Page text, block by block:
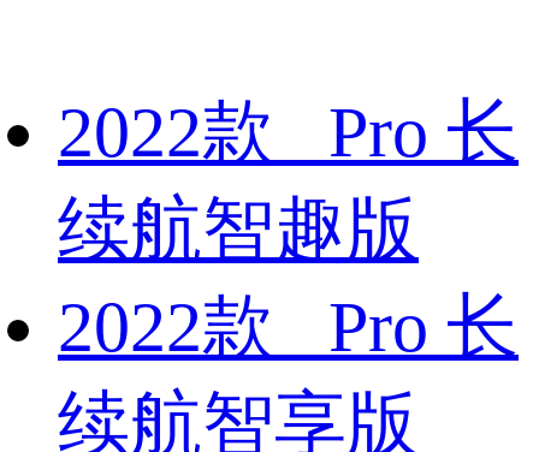
2022款 Pro 长
续航智趣版
2022款 Pro 长
续航智享版